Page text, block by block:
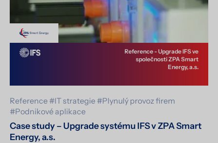
Reference #IT strategie #Plynulý provoz firem
#Podnikové aplikace
Case study – Upgrade systému IFS v ZPA Smart
Energy, a.s.
Reference - Upgrade IFS ve
společnosti ZPA Smart
Energy, a.s.